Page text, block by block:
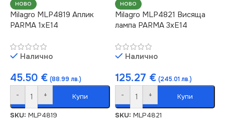
НОВО
Milagro MLP4819 Аплик
PARMA 1xE14
Налично
45.50 € (88.99 лв.)
- + Купи
SKU: MLP4819
НОВО
Milagro MLP4821 Висяща
лампа PARMA 3xE14
Налично
125.27 € (245.01 лв.)
- + Купи
SKU: MLP4821